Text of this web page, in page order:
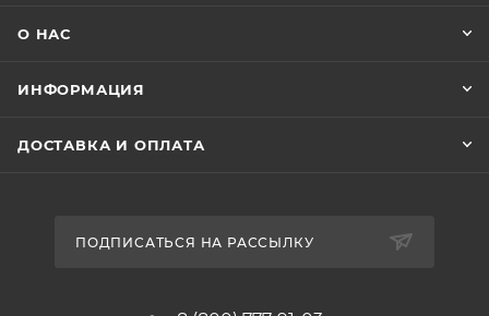
О НАС
ИНФОРМАЦИЯ
ДОСТАВКА И ОПЛАТА
ПОДПИСАТЬСЯ НА РАССЫЛКУ